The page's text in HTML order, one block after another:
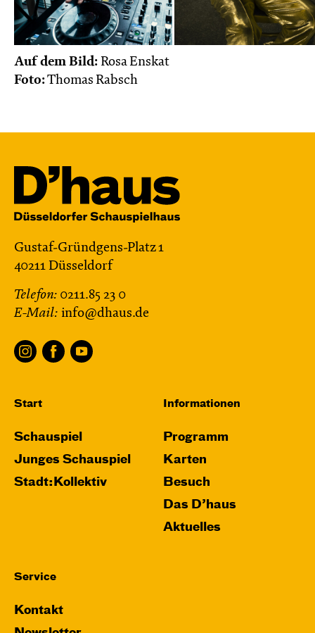
Auf dem Bild: Rosa Enskat
Foto:Thomas Rabsch
Gustaf-Gründgens-Platz 1
40211 Düsseldorf
Telefon: 0211.85 23 0
E-Mail: info@dhaus.de
Start
Schauspiel
Junges Schauspiel
Stadt:Kollektiv
Informationen
Programm
Karten
Besuch
Das D’haus
Aktuelles
Service
Kontakt